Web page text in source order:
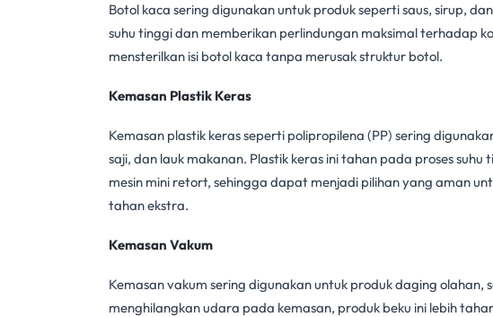
Botol kaca sering digunakan untuk produk seperti saus, sirup,
suhu tinggi dan memberikan perlindungan maksimal terhadap
mensterilkan isi botol kaca tanpa merusak struktur botol.
Kemasan Plastik Keras
Kemasan plastik keras seperti polipropilena (PP) sering
saji, dan lauk makanan. Plastik keras ini tahan pada proses
mesin mini retort, sehingga dapat menjadi pilihan yang aman
tahan ekstra.
Kemasan Vakum
Kemasan vakum sering digunakan untuk produk daging olahan,
menghilangkan udara pada kemasan, produk beku ini lebih